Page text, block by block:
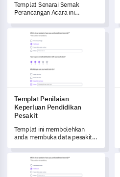
Templat Senarai Semak
Perancangan Acara ini
merancang dan melaksanakan
acara yang berjaya dengan
berkesan yang disesuaikan
dengan keutamaan penonton
Templat Penilaian Keperluan
Templat Penilaian
Keperluan Pendidikan
Pesakit
Templat ini membolehkan
anda membuka data pesakit
mengenal pasti keperluan
pendidikan dan halangan
pembelajaran mereka.
Templat Tinjauan Maklum